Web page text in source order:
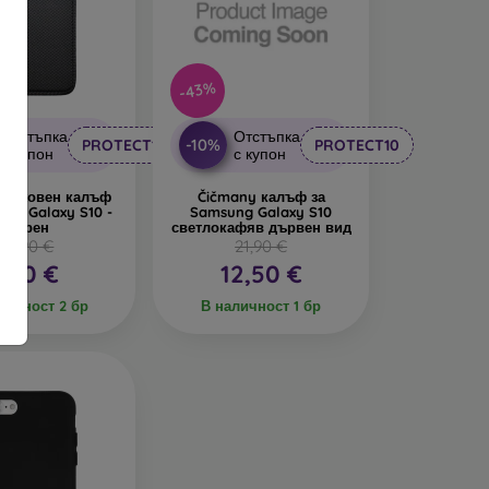
интересен дизайн. Недостатък е, че при
изработват от рециклирани материали, така
днес е много важна.
за телефони, изработени от различни
Отстъпка
с купон
PROTECT10
калъф
Galaxy S10 -
Черен
13,90 €
7,10 €
2 бр
-43%
-10%
Отстъпка
с купон
PROTECT10
Čičmany калъф за
Samsung Galaxy S10
светлокафяв дървен вид
21,90 €
12,50 €
В наличност 1 бр